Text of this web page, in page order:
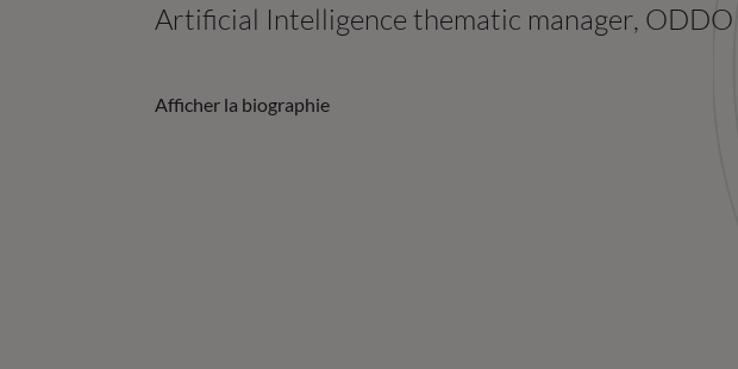
Artificial Intelligence thematic manager,
Afficher la biographie